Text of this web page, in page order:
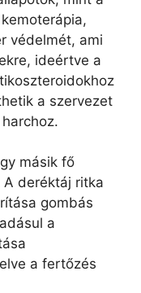
védelmét, ami
ideértve a
a szervezet
másik fő
deréktáj ritka
gombás
a
a fertőzés